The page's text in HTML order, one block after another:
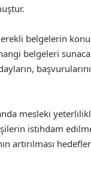
belgelerin
belgeleri
mesleki
istihdam
artırılması